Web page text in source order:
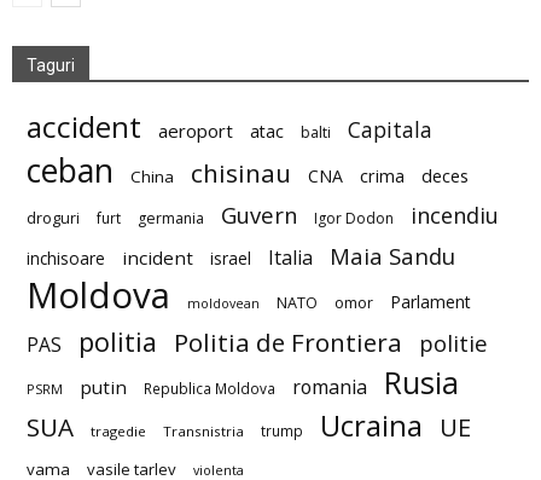
Taguri
accident aeroport atac balti Capitala
ceban China chisinau CNA crima deces
droguri furt germania Guvern Igor Dodon incendiu
inchisoare incident israel Italia Maia Sandu
Moldova moldovean NATO omor Parlament
PAS politia Politia de Frontiera politie
PSRM putin Republica Moldova romania Rusia
SUA tragedie Transnistria trump Ucraina UE
vama vasile tarlev violenta